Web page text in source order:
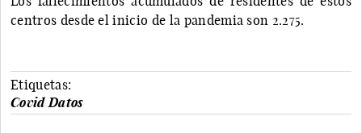
centros desde el inicio de la pandemia son 2.275.
Etiquetas:
Covid Datos